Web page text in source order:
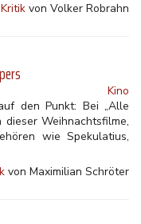
Kritik von Volker Robrahn
Kino
den Punkt: Bei „Alle
Weihnachtsfilme,
wie Spekulatius,
von Maximilian Schröter